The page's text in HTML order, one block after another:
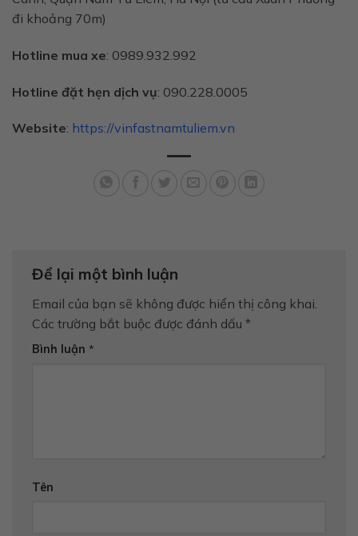
đi khoảng 70m)
Hotline mua xe: 0989.932.992
Hotline đặt hẹn dịch vụ: 090.228.0005
Website: https://vinfastnamtuliem.vn
Để lại một bình luận
Email của bạn sẽ không được hiển thị công khai.
Các trường bắt buộc được đánh dấu *
Bình luận *
Tên